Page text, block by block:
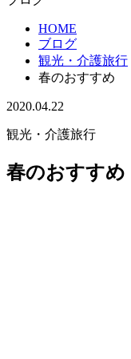
HOME
ブログ
観光・介護旅行
春のおすすめ
2020.04.22
観光・介護旅行
春のおすすめ